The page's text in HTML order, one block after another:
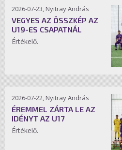
2026-07-23, Nyitray András
VEGYES AZ ÖSSZKÉP AZ
U19-ES CSAPATNÁL
Értékelő.
2026-07-22, Nyitray András
ÉREMMEL ZÁRTA LE AZ
IDÉNYT AZ U17
Értékelő.